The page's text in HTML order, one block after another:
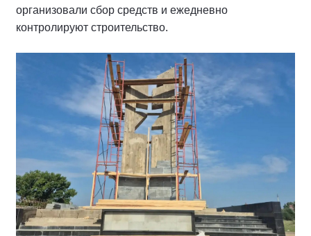
организовали сбор средств и ежедневно
контролируют строительство.